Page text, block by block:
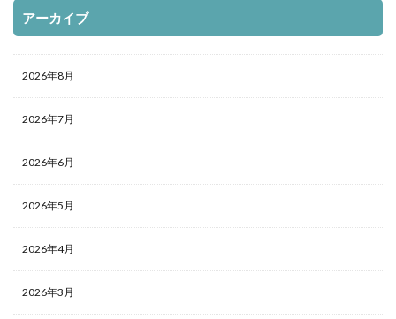
アーカイブ
2026年8月
2026年7月
2026年6月
2026年5月
2026年4月
2026年3月